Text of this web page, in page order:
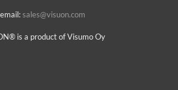
email:sales@visuon.com
is a product of Visumo Oy